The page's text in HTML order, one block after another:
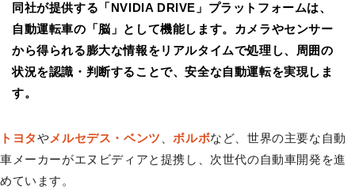
同社が提供する「NVIDIA DRIVE」プラットフォームは、
自動運転車の「脳」として機能します。カメラやセンサー
から得られる膨大な情報をリアルタイムで処理し、周囲の
状況を認識・判断することで、安全な自動運転を実現しま
す。
トヨタやメルセデス・ベンツ 、ボルボなど、世界の主要な自動
車メーカーがエヌビディアと提携し、次世代の自動車開発を進
めています。